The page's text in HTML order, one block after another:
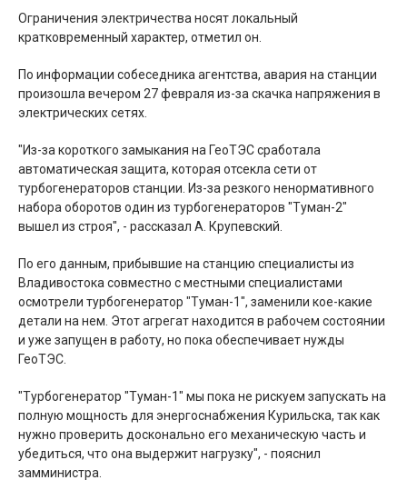
Ограничения электричества носят локальный
кратковременный характер, отметил он.
По информации собеседника агентства, авария на станции
произошла вечером 27 февраля из-за скачка напряжения в
электрических сетях.
"Из-за короткого замыкания на ГеоТЭС сработала
автоматическая защита, которая отсекла сети от
турбогенераторов станции. Из-за резкого ненормативного
набора оборотов один из турбогенераторов "Туман-2"
вышел из строя", - рассказал А. Крупевский.
По его данным, прибывшие на станцию специалисты из
Владивостока совместно с местными специалистами
осмотрели турбогенератор "Туман-1", заменили кое-какие
детали на нем. Этот агрегат находится в рабочем состоянии
и уже запущен в работу, но пока обеспечивает нужды
ГеоТЭС.
"Турбогенератор "Туман-1" мы пока не рискуем запускать на
полную мощность для энергоснабжения Курильска, так как
нужно проверить досконально его механическую часть и
убедиться, что она выдержит нагрузку", - пояснил
замминистра.